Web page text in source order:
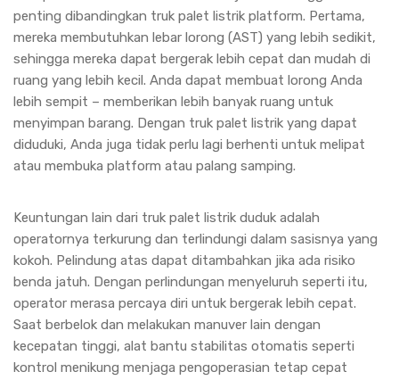
penting dibandingkan truk palet listrik platform. Pertama,
mereka membutuhkan lebar lorong (AST) yang lebih sedikit,
sehingga mereka dapat bergerak lebih cepat dan mudah di
ruang yang lebih kecil. Anda dapat membuat lorong Anda
lebih sempit – memberikan lebih banyak ruang untuk
menyimpan barang. Dengan truk palet listrik yang dapat
diduduki, Anda juga tidak perlu lagi berhenti untuk melipat
atau membuka platform atau palang samping.
Keuntungan lain dari truk palet listrik duduk adalah
operatornya terkurung dan terlindungi dalam sasisnya yang
kokoh. Pelindung atas dapat ditambahkan jika ada risiko
benda jatuh. Dengan perlindungan menyeluruh seperti itu,
operator merasa percaya diri untuk bergerak lebih cepat.
Saat berbelok dan melakukan manuver lain dengan
kecepatan tinggi, alat bantu stabilitas otomatis seperti
kontrol menikung menjaga pengoperasian tetap cepat